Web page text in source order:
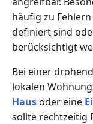
häufig zu
definiert sind
berücksichtigt
Bei einer
lokalen
Haus oder eine
sollte rechtzeitig